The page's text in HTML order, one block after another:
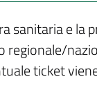
sanitaria e la
regionale/
ticket